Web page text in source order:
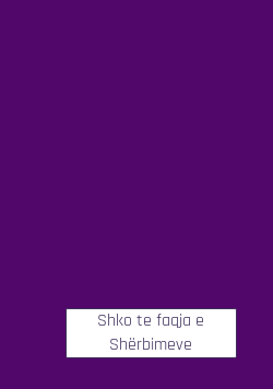
Shko te faqja e
Shërbimeve